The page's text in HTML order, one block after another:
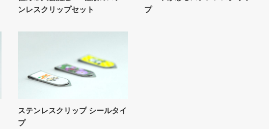
ンレスクリップセット
プ
ステンレスクリップ シールタイ
プ